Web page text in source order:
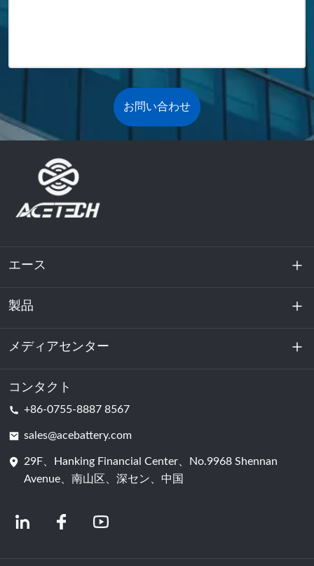
お問い合わせ
エース
私たちに関しては
持続可能性
製品
エネルギー貯蔵
データセンターおよびサーバー室
バッテリーセル
メディアセンター
ニュース
コンタクト
+86-0755-8887 8567
sales@acebattery.com
29F、Hanking Financial Center、No.9968 Shennan
Avenue、南山区、深セン、中国